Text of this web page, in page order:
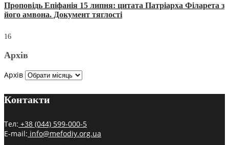
Проповідь Епіфанія 15 липня: цитата Патріарха Філарета з
його амвона. Документ тяглості
16
Архів
Архів
Контакти
Тел: +38 (044) 599-000-5
E-mail: info@mefodiy.org.ua